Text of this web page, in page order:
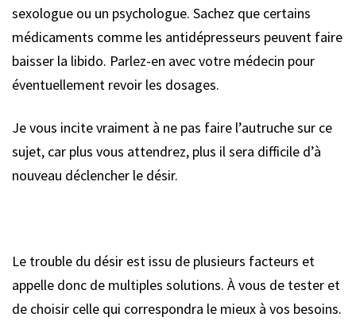
sexologue ou un psychologue. Sachez que certains
médicaments comme les antidépresseurs peuvent faire
baisser la libido. Parlez-en avec votre médecin pour
éventuellement revoir les dosages.
Je vous incite vraiment à ne pas faire l’autruche sur ce
sujet, car plus vous attendrez, plus il sera difficile d’à
nouveau déclencher le désir.
Le trouble du désir est issu de plusieurs facteurs et
appelle donc de multiples solutions. À vous de tester et
de choisir celle qui correspondra le mieux à vos besoins.